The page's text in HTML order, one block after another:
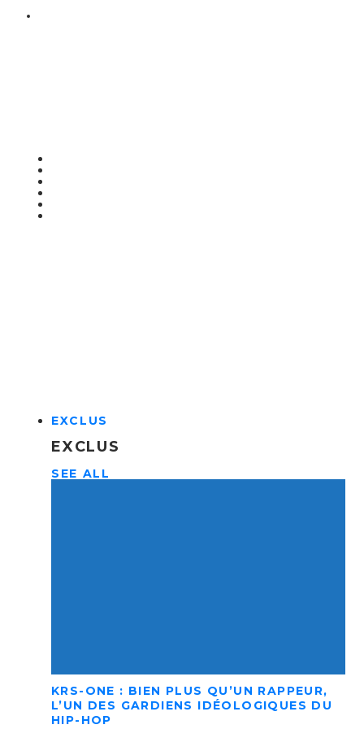
EXCLUS
EXCLUS
SEE ALL
KRS-ONE : BIEN PLUS QU’UN RAPPEUR,
L’UN DES GARDIENS IDÉOLOGIQUES DU
HIP-HOP